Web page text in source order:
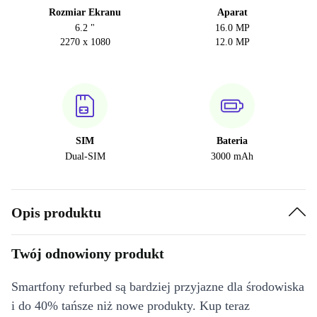
Rozmiar Ekranu
6.2 "
2270 x 1080
Aparat
16.0 MP
12.0 MP
SIM
Dual-SIM
Bateria
3000 mAh
Opis produktu
Twój odnowiony produkt
Smartfony refurbed są bardziej przyjazne dla środowiska
i do 40% tańsze niż nowe produkty. Kup teraz